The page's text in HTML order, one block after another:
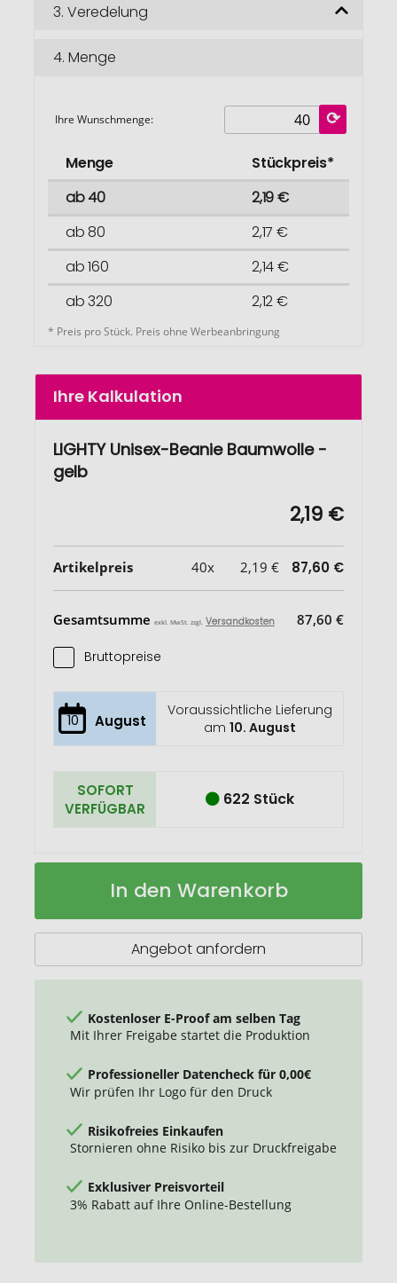
3. Veredelung
4. Menge
Ihre Wunschmenge:
Menge
Stückpreis*
ab 40
2,19 €
ab 80
2,17 €
ab 160
2,14 €
ab 320
2,12 €
* Preis pro Stück. Preis ohne Werbeanbringung
Ihre Kalkulation
LIGHTY Unisex-Beanie Baumwolle -
gelb
2,19 €
Artikelpreis 40x 2,19 € 87,60 €
Gesamtsumme exkl. MwSt. zzgl. Versandkosten 87,60 €
Bruttopreise
10 August
Voraussichtliche Lieferung
am 10. August
SOFORT
VERFÜGBAR
622 Stück
LIGHTY
Baumwolle
Auf
In den Warenkorb
Angebot anfordern
Kostenloser E-Proof am selben Tag
Mit Ihrer Freigabe startet die Produktion
Professioneller Datencheck für 0,00€
Wir prüfen Ihr Logo für den Druck
Risikofreies Einkaufen
Stornieren ohne Risiko bis zur Druckfreigabe
Exklusiver Preisvorteil
3% Rabatt auf Ihre Online-Bestellung